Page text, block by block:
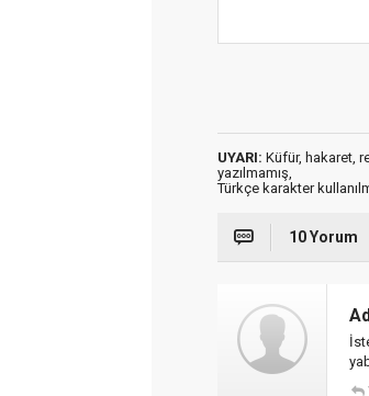
UYARI: Küfür, hakaret,
yazılmamış,
Türkçe karakter
10 Yorum